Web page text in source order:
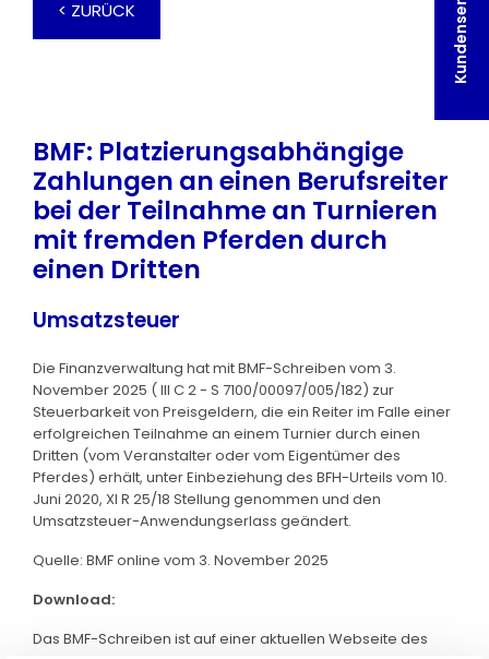
Kundenservice
< ZURÜCK
BMF: Platzierungsabhängige
Zahlungen an einen Berufsreiter
bei der Teilnahme an Turnieren
mit fremden Pferden durch
einen Dritten
Umsatzsteuer
Die Finanzverwaltung hat mit BMF-Schreiben vom 3.
November 2025 ( III C 2 - S 7100/00097/005/182) zur
Steuerbarkeit von Preisgeldern, die ein Reiter im Falle einer
erfolgreichen Teilnahme an einem Turnier durch einen
Dritten (vom Veranstalter oder vom Eigentümer des
Pferdes) erhält, unter Einbeziehung des BFH-Urteils vom 10.
Juni 2020, XI R 25/18 Stellung genommen und den
Umsatzsteuer-Anwendungserlass geändert.
Quelle: BMF online vom 3. November 2025
Download:
Das BMF-Schreiben ist auf einer aktuellen Webseite des